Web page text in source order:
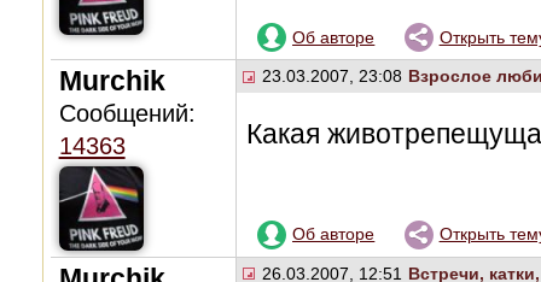
Об авторе Открыть
Murchik
Сообщений:
14363
23.03.2007, 23:08 Взрослое
Какая
Об авторе Открыть
26.03.2007, 12:51 Встречи,